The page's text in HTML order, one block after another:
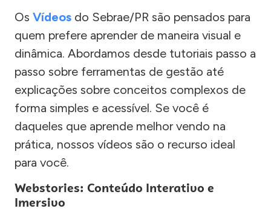
Os Vídeos do Sebrae/PR são pensados para
quem prefere aprender de maneira visual e
dinâmica. Abordamos desde tutoriais passo a
passo sobre ferramentas de gestão até
explicações sobre conceitos complexos de
forma simples e acessível. Se você é
daqueles que aprende melhor vendo na
prática, nossos vídeos são o recurso ideal
para você.
Webstories: Conteúdo Interativo e
Imersivo